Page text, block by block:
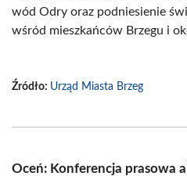
wód Odry oraz podniesienie
wśród mieszkańców Brzegu i
Źródło: Urząd Miasta Brzeg
Oceń: Konferencja prasowa